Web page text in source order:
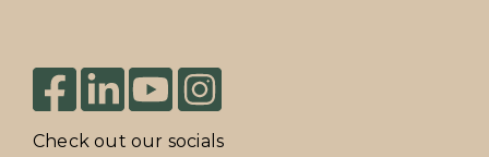
Check out our socials